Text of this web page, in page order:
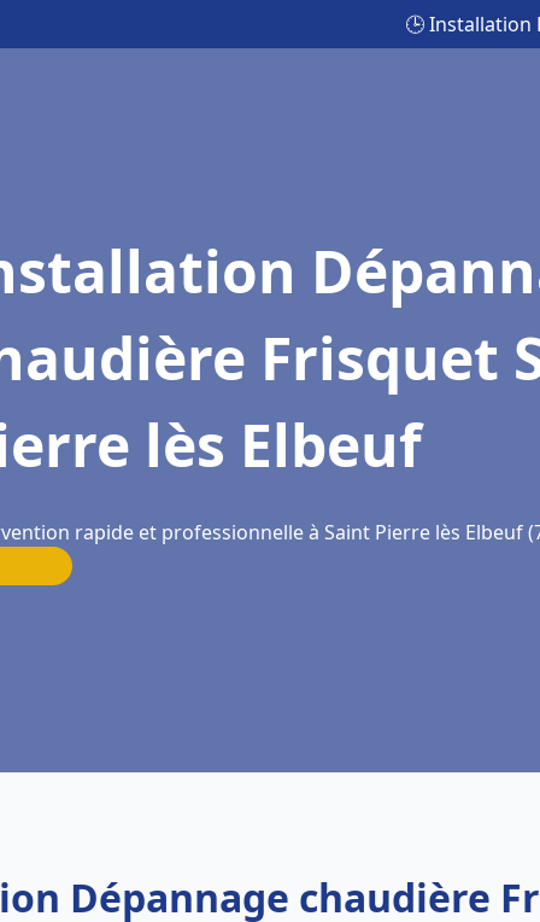
🕒 Installation
Frisquet
lès Elbeuf
rapide et professionnelle à Saint Pierre lès Elbeuf
Dépannage chaudière